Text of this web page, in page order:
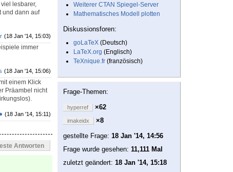
lesbarer,
und dann auf
(18 Jan '14, 15:03)
immer
(18 Jan '14, 15:06)
einem Klick
Präambel nicht
(18 Jan '14, 15:11)
Antworten
Weiterer CTAN Spiegel-Server
Mathematisches Modell plotten
Diskussionsforen:
goLaTeX (Deutsch)
LaTeX.org (Englisch)
TeXnique.fr (französisch)
Frage-Themen:
hyperref ×62
imakeidx
×8
gestellte Frage: 18 Jan '14, 14:56
Frage wurde gesehen: 11,111 Mal
zuletzt geändert: 18 Jan '14, 15:18